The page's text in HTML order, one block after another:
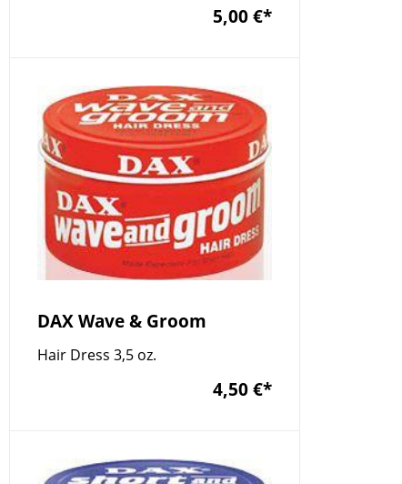
5,00 €*
DAX Wave & Groom
Hair Dress 3,5 oz.
4,50 €*